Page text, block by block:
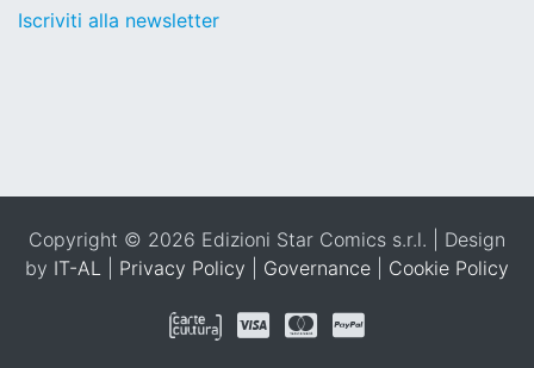
Iscriviti alla newsletter
Copyright © 2026 Edizioni Star Comics s.r.l. | Design
by IT-AL Privacy Policy Governance Cookie Policy